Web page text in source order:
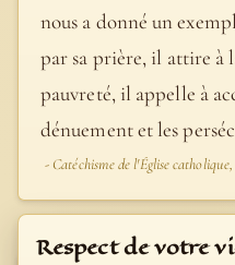
nous a donné un
par sa prière, il attire à
pauvreté, il appelle à
dénuement et les
- Catéchisme de l'Église catholique,
Respect de votre